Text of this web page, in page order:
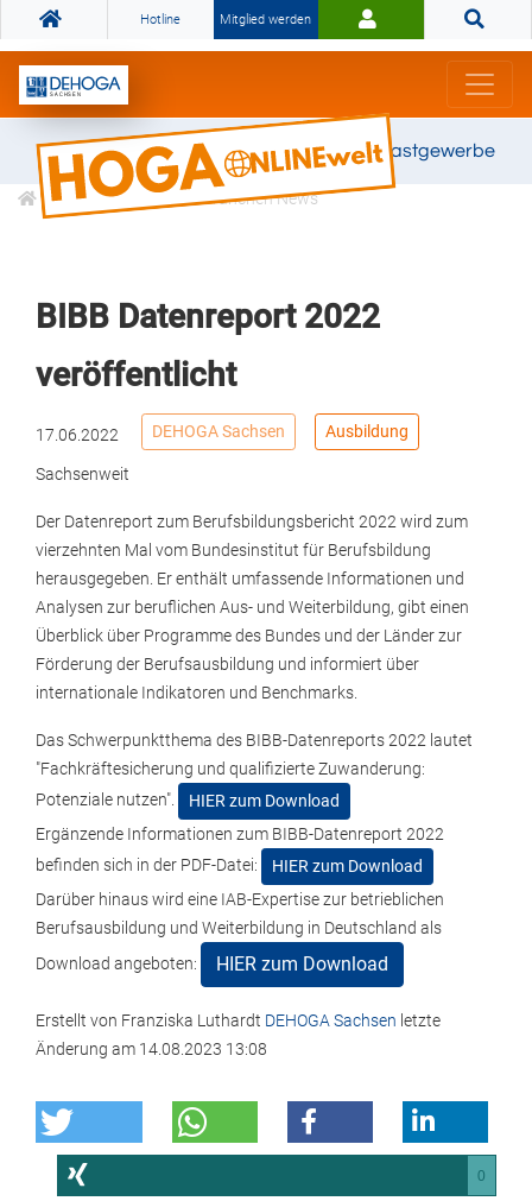
Hotline Mitglied werden
Gemeinsam stark für das Gastgewerbe
Informationen Branchen News
BIBB Datenreport 2022
veröffentlicht
17.06.2022 DEHOGA Sachsen Ausbildung
Sachsenweit
Der Datenreport zum Berufsbildungsbericht 2022 wird zum
vierzehnten Mal vom Bundesinstitut für Berufsbildung
herausgegeben. Er enthält umfassende Informationen und
Analysen zur beruflichen Aus- und Weiterbildung, gibt einen
Überblick über Programme des Bundes und der Länder zur
Förderung der Berufsausbildung und informiert über
internationale Indikatoren und Benchmarks.
Das Schwerpunktthema des BIBB-Datenreports 2022 lautet
"Fachkräftesicherung und qualifizierte Zuwanderung:
Potenziale nutzen".
HIER zum Download
Ergänzende Informationen zum BIBB-Datenreport 2022
befinden sich in der PDF-Datei:
HIER zum Download
Darüber hinaus wird eine IAB-Expertise zur betrieblichen
Berufsausbildung und Weiterbildung in Deutschland als
Download angeboten:
HIER zum Download
Erstellt von Franziska Luthardt DEHOGA Sachsen letzte
Änderung am 14.08.2023 13:08
0